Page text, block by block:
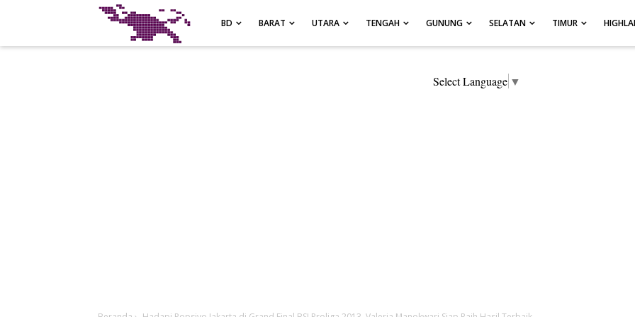
BD BARAT UTARA TENGAH GUNUNG SELATAN TIMUR
Select Language ▼